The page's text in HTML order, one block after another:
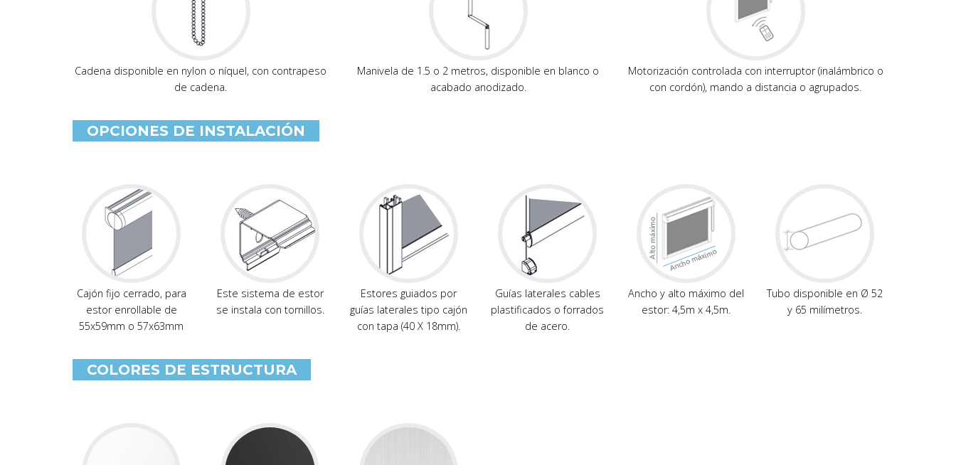
Cadena disponible en nylon o níquel, con contrapeso
de cadena.
Manivela de 1.5 o 2 metros, disponible en blanco o
acabado anodizado.
Motorización controlada con interruptor (inalámbrico o
con cordón), mando a distancia o agrupados.
OPCIONES DE INSTALACIÓN
Cajón fijo cerrado, para
estor enrollable de
55x59mm o 57x63mm
Este sistema de estor
se instala con tornillos.
Estores guiados por
guías laterales tipo cajón
con tapa (40 X 18mm).
Guías laterales cables
plastificados o forrados
de acero.
Ancho y alto máximo del
estor: 4,5m x 4,5m.
Tubo disponible en Ø 52
y 65 milímetros.
COLORES DE ESTRUCTURA